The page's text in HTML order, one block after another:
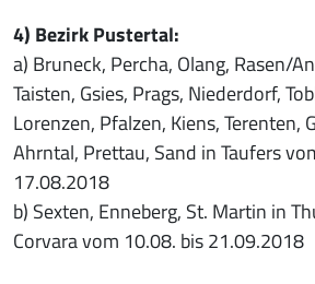
4) Bezirk Pustertal:
a) Bruneck, Percha, Olang, Rasen/
Taisten, Gsies, Prags, Niederdorf,
Lorenzen, Pfalzen, Kiens, Terenten,
Ahrntal, Prettau, Sand in Taufers
17.08.2018
b) Sexten, Enneberg, St. Martin in
Corvara vom 10.08. bis 21.09.2018